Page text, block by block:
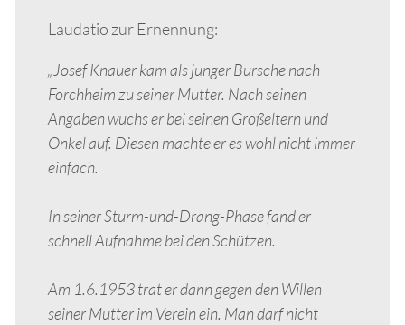
Laudatio zur Ernennung:
„Josef Knauer kam als junger Bursche nach
Forchheim zu seiner Mutter. Nach seinen
Angaben wuchs er bei seinen Großeltern und
Onkel auf. Diesen machte er es wohl nicht immer
einfach.
In seiner Sturm-und-Drang-Phase fand er
schnell Aufnahme bei den Schützen.
Am 1.6.1953 trat er dann gegen den Willen
seiner Mutter im Verein ein. Man darf nicht